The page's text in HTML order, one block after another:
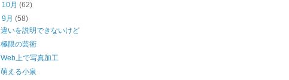
10月(62)
9月(58)
違いを説明できないけど
極限の芸術
Web上で写真加工
萌える小泉